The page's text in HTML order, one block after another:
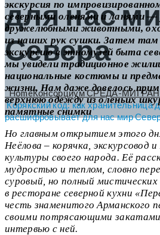
для нас
Севера
HomeКонсорциум СРЕДА-
Корякский код: как хранительница
расшифровывает для нас мир
экскурсия по
северными оленями и ланями —
дружелюбными животными,
из наших рук сушки. Затем там
экскурсию в этномузей быта
мы увидели традиционное
национальные костюмы и
жизни. Нам даже довелось
верхнюю одежду из оленьих
памятные снимки
Но главным открытием этого
Неёлова – корячка, экскурсовод
культуры своего народа. Её
мудростью и теплом, словно
суровый, но полный
в ресторане северной кухни
честь знаменитого Арманского
своими потрясающими
интервью с ней.